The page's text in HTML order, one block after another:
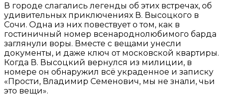
В городе слагались легенды об этих встречах, об
удивительных приключениях В. Высоцкого в
Сочи. Одна из них повествует о том, как в
гостиничный номер всенароднолюбимого барда
заглянули воры. Вместе с вещами унесли
документы, и даже ключ от московской квартиры.
Когда В. Высоцкий вернулся из милиции, в
номере он обнаружил всё украденное и записку
«Прости, Владимир Семенович, мы не знали, чьи
это вещи».